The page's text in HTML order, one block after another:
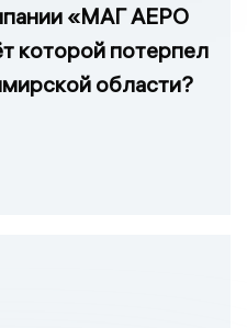
«МАГ АЕРО
которой потерпел
области?